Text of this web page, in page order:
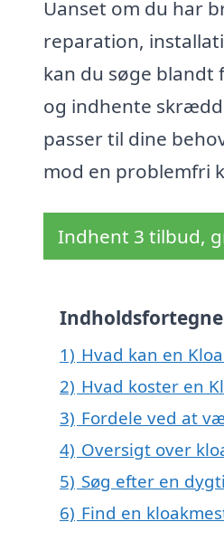
Uanset om du har
reparation,
kan du søge blandt
og indhente
passer til dine
mod en problemfri
Indhent 3 tilbud,
1) Hvad kan en
2) Hvad koster en
3) Fordele ved at
4) Oversigt over
5) Søg efter en
6) Find en